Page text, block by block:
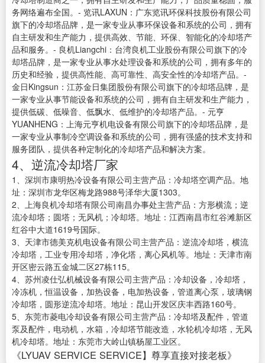
务网络遍布全国。- 览讯LAXUN：广东览讯环保科技股份有限公司
旗下的冷却塔品牌，是一家专业从事环保设备和系统的公司，拥有
自主研发和生产能力，提供高效、节能、环保、智能化的冷却塔产
品和服务。- 良机Liangchi：台湾良机工业股份有限公司旗下的冷
却塔品牌，是一家专业从事水处理设备和系统的公司，拥有多年的
历史和经验，提供高性能、高可靠性、高安全性的冷却塔产品。-
金日Kingsun：江苏金日集团股份有限公司旗下的冷却塔品牌，是
一家专业从事节能设备和系统的公司，拥有自主研发和生产能力，
提供低碳、低噪音、低飘水、低维护的冷却塔产品。- 元亨
YUANHENG：上海元亨机电设备有限公司旗下的冷却塔品牌，是
一家专业从事制冷空调设备和系统的公司，拥有强盛的技术支持和
服务团队，提供各种定制化的冷却塔产品和解决方案。
4、逆流冷却塔厂家
1、深圳市康明热冷设备有限公司主营产品：冷却塔空调产品。地
址：深圳市龙华区梅龙路988号泽华大厦1303。
2、上海良机冷却塔有限公司南昌办事处主营产品：方形横流；逆
流冷却塔；圆塔；无风机；冷却塔。地址：江西南昌市红谷滩新区
红谷中大道1619号国际。
3、天津市德美克机电设备有限公司主营产品：逆流冷却塔，横流
冷却塔，工业专用冷却塔，净化塔，离心风机等。地址：天津市南
开区密云路五金城二区27栋115。
4、苏州凌仕弘机械设备有限公司主营产品：冷却设备，冷却塔，
冷冻机，恒温设备，加热设备，电加热设备，管道离心泵，玻璃钢
冷却塔，圆形逆流冷却塔。地址：昆山开发区庆丰西路160号。
5、东莞市菱电冷却设备有限公司主营产品：冷却塔及配件，管道
泵及配件，电动机，水箱，冷却塔节能改造，水轮机冷却塔，无风
机冷却塔。地址：东莞市大岭山镇杨屋工业区。
《LYUAV SERVICE SERVICE】尊享直接对接老板》